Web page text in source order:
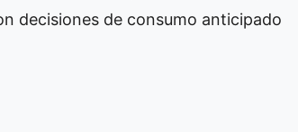
decisiones de consumo anticipado